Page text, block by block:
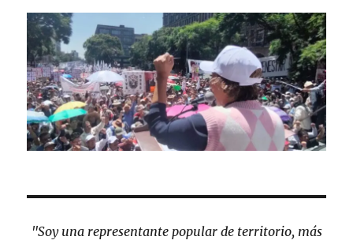
"Soy una representante popular de territorio, más